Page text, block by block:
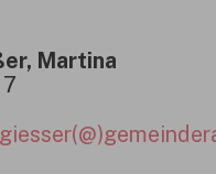
Martina